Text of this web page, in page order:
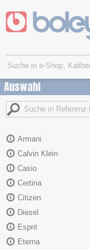
Auswahl
Armani
Calvin Klein
Casio
Certina
Citizen
Diesel
Esprit
Eterna